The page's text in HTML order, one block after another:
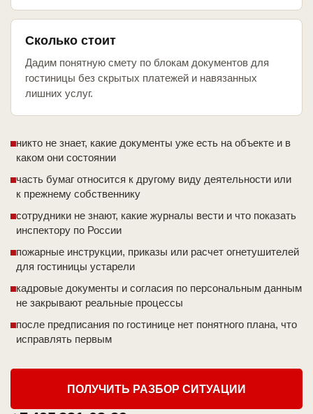
Сколько стоит
Дадим понятную смету по блокам документов для
гостиницы без скрытых платежей и навязанных
лишних услуг.
никто не знает, какие документы уже есть на объекте и в
каком они состоянии
часть бумаг относится к другому виду деятельности или
к прежнему собственнику
сотрудники не знают, какие журналы вести и что показать
инспектору по России
пожарные инструкции, приказы или расчет огнетушителей
для гостиницы устарели
кадровые документы и согласия по персональным данным
не закрывают реальные процессы
после предписания по гостинице нет понятного плана, что
исправлять первым
ПОЛУЧИТЬ РАЗБОР СИТУАЦИИ